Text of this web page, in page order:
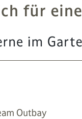
für
im
Outbay